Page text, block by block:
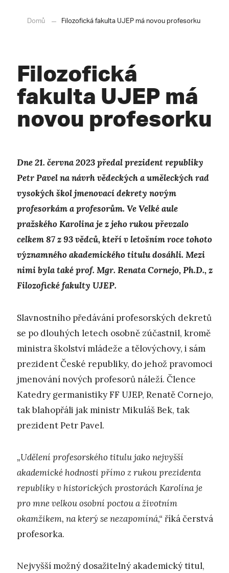
Domů Filozofická fakulta UJEP má novou profesorku
Filozofická
fakulta UJEP má
novou profesorku
Dne 21. června 2023 předal prezident republiky
Petr Pavel na návrh vědeckých a uměleckých rad
vysokých škol jmenovací dekrety novým
profesorkám a profesorům. Ve Velké aule
pražského Karolina je z jeho rukou převzalo
celkem 87 z 93 vědců, kteří v letošním roce tohoto
významného akademického titulu dosáhli. Mezi
nimi byla také prof. Mgr. Renata Cornejo, Ph.D., z
Filozofické fakulty UJEP.
Slavnostního předávání profesorských dekretů
se po dlouhých letech osobně zúčastnil, kromě
ministra školství mládeže a tělovýchovy, i sám
prezident České republiky, do jehož pravomoci
jmenování nových profesorů náleží. Člence
Katedry germanistiky FF UJEP, Renatě Cornejo,
tak blahopřáli jak ministr Mikuláš Bek, tak
prezident Petr Pavel.
„Udělení profesorského titulu jako nejvyšší
akademické hodnosti přímo z rukou prezidenta
republiky v historických prostorách Karolína je
pro mne velkou osobní poctou a životním
okamžikem, na který se nezapomíná,“ říká čerstvá
profesorka.
Nejvyšší možný dosažitelný akademický titul,